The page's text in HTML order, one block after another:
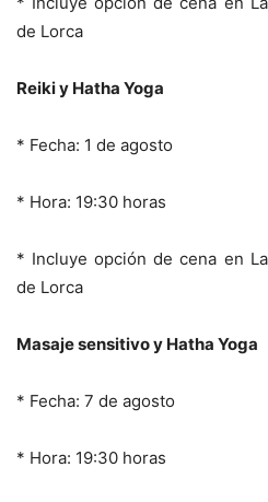
de Lorca
Reiki y Hatha Yoga
* Fecha: 1 de agosto
* Hora: 19:30 horas
* Incluye opción de cena en
de Lorca
Masaje sensitivo y Hatha Yoga
* Fecha: 7 de agosto
* Hora: 19:30 horas